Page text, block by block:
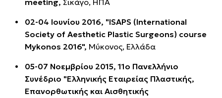
meeting, Σικάγο, ΗΠA
02-04 Ιουνίου 2016, "ISAPS (International
Society of Aesthetic Plastic Surgeons) course
Mykonos 2016", Μύκονος, Ελλάδα
05-07 Νοεμβρίου 2015, 11ο Πανελλήνιο
Συνέδριο "Ελληνικής Εταιρείας Πλαστικής,
Επανορθωτικής και Αισθητικής